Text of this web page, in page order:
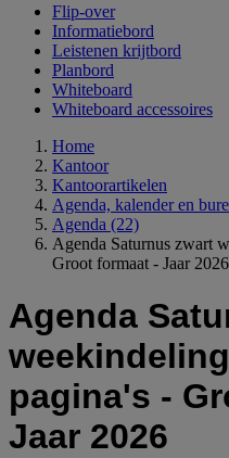
Flip-over
Informatiebord
Leistenen krijtbord
Planbord
Whiteboard
Whiteboard accessoires
Home
Kantoor
Kantoorartikelen
Agenda, kalender en
Agenda (22)
Agenda Saturnus zwart
Groot formaat - Jaar 2026
Agenda
pagina's -
Jaar 2026